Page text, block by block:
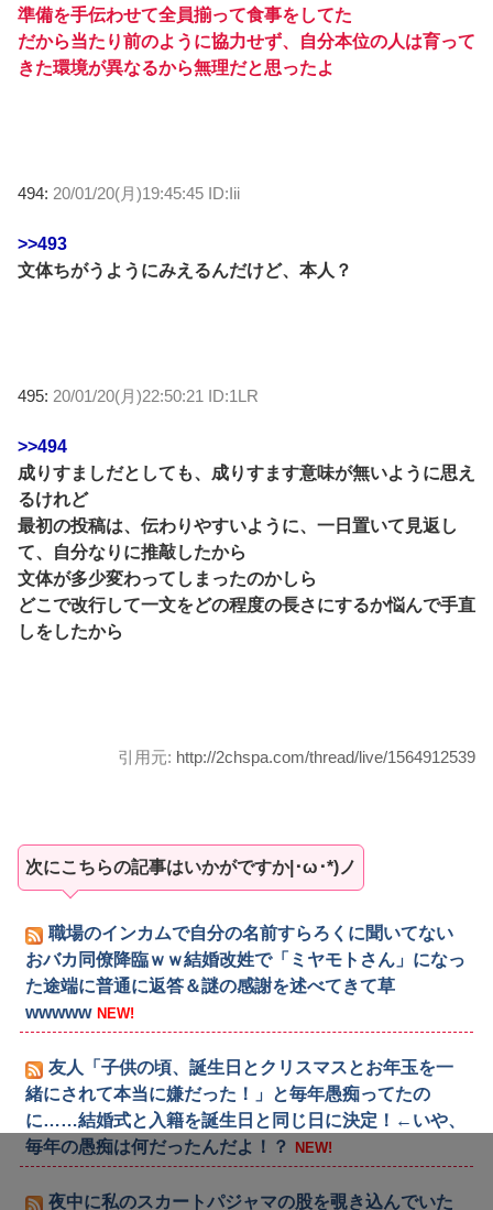
準備を手伝わせて全員揃って食事をしてた
だから当たり前のように協力せず、自分本位の人は育って
きた環境が異なるから無理だと思ったよ
494: 20/01/20(月)19:45:45 ID:Iii
>>493
文体ちがうようにみえるんだけど、本人？
495: 20/01/20(月)22:50:21 ID:1LR
>>494
成りすましだとしても、成りすます意味が無いように思え
るけれど
最初の投稿は、伝わりやすいように、一日置いて見返し
て、自分なりに推敲したから
文体が多少変わってしまったのかしら
どこで改行して一文をどの程度の長さにするか悩んで手直
しをしたから
引用元: http://2chspa.com/thread/live/1564912539
次にこちらの記事はいかがですか|･ω･*)ノ
職場のインカムで自分の名前すらろくに聞いてない
おバカ同僚降臨ｗｗ結婚改姓で「ミヤモトさん」になっ
た途端に普通に返答＆謎の感謝を述べてきて草
wwwww NEW!
友人「子供の頃、誕生日とクリスマスとお年玉を一
緒にされて本当に嫌だった！」と毎年愚痴ってたの
に……結婚式と入籍を誕生日と同じ日に決定！←いや、
毎年の愚痴は何だったんだよ！？
NEW!
夜中に私のスカートパジャマの股を覗き込んでいた